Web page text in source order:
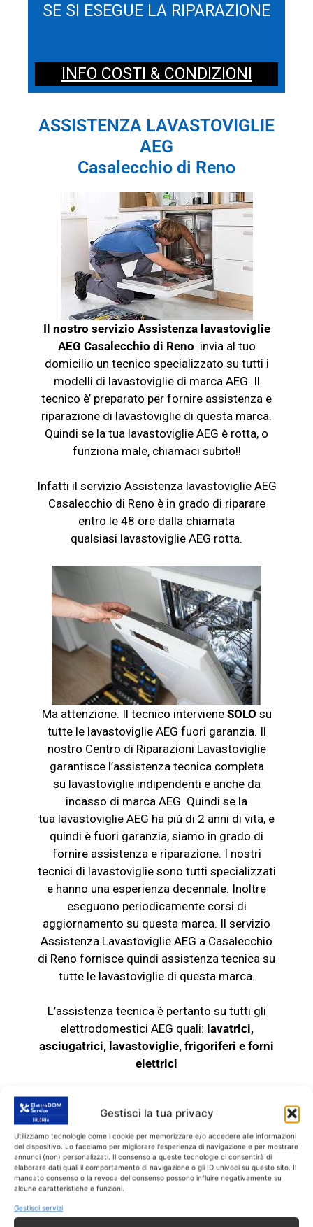
Gestisci la tua privacy
Utilizziamo tecnologie come i cookie per memorizzare e/o accedere alle informazioni
del dispositivo. Lo facciamo per migliorare l'esperienza di navigazione e per mostrare
annunci (non) personalizzati. Il consenso a queste tecnologie ci consentirà di
elaborare dati quali il comportamento di navigazione o gli ID univoci su questo sito. Il
mancato consenso o la revoca del consenso possono influire negativamente su
alcune caratteristiche e funzioni.
Gestisci servizi
SE SI ESEGUE LA RIPARAZIONE
INFO COSTI & CONDIZIONI
ASSISTENZA LAVASTOVIGLIE
AEG
Casalecchio di Reno
Il nostro servizio Assistenza lavastoviglie
AEG Casalecchio di Reno invia al tuo
domicilio un tecnico specializzato su tutti i
modelli di lavastoviglie di marca AEG. Il
tecnico è’ preparato per fornire assistenza e
riparazione di lavastoviglie di questa marca.
Quindi se la tua lavastoviglie AEG è rotta, o
funziona male, chiamaci subito!!
Infatti il servizio Assistenza lavastoviglie AEG
Casalecchio di Reno è in grado di riparare
entro le 48 ore dalla chiamata
qualsiasi lavastoviglie AEG rotta.
Ma attenzione. Il tecnico interviene SOLO su
tutte le lavastoviglie AEG fuori garanzia. Il
nostro Centro di Riparazioni Lavastoviglie
garantisce l’assistenza tecnica completa
su lavastoviglie indipendenti e anche da
incasso di marca AEG. Quindi se la
tua lavastoviglie AEG ha più di 2 anni di vita, e
quindi è fuori garanzia, siamo in grado di
fornire assistenza e riparazione. I nostri
tecnici di lavastoviglie sono tutti specializzati
e hanno una esperienza decennale. Inoltre
eseguono periodicamente corsi di
aggiornamento su questa marca. Il servizio
Assistenza Lavastoviglie AEG a Casalecchio
di Reno fornisce quindi assistenza tecnica su
tutte le lavastoviglie di questa marca.
L’assistenza tecnica è pertanto su tutti gli
elettrodomestici AEG quali: lavatrici,
asciugatrici, lavastoviglie, frigoriferi e forni
elettrici
Assistenza Lavastoviglie
AEG Casalecchio di Reno
di fiducia
Se allora la tua